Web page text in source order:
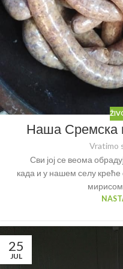
Наша Сремска
Vratimo
Сви јој се веома
када и у нашем селу
25
JUL